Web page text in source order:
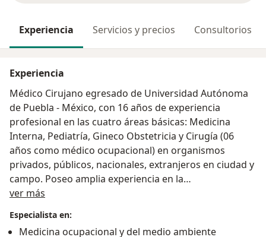
Experiencia Servicios y precios Consultorios
Experiencia
Médico Cirujano egresado de Universidad Autónoma
de Puebla - México, con 16 años de experiencia
profesional en las cuatro áreas básicas: Medicina
Interna, Pediatría, Gineco Obstetricia y Cirugía (06
años como médico ocupacional) en organismos
privados, públicos, nacionales, extranjeros en ciudad y
campo. Poseo amplia experiencia en la
implementación/gestión de unidades de salud tanto
ocupacional interactuando con equipos HSE,
ver más
Especialista en:
Medicina ocupacional y del medio ambiente